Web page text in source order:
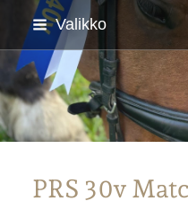
Siirry
sivun
sisältöön
Valikko
PRS 30v